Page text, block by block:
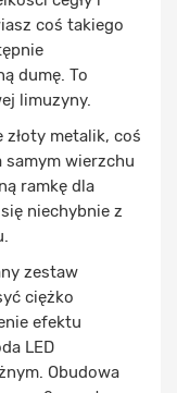
coś takiego
dumę. To
limuzyny.
metalik, coś
samym wierzchu
ramkę dla
niechybnie z
zestaw
ciężko
efektu
LED
Obudowa